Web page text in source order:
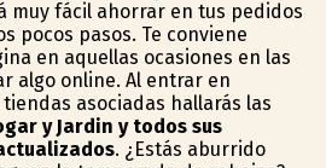
muy fácil ahorrar en tus pedidos
pocos pasos. Te conviene
en aquellas ocasiones en las
algo online. Al entrar en
asociadas hallarás las
y Jardin y todos sus
. ¿Estás aburrido